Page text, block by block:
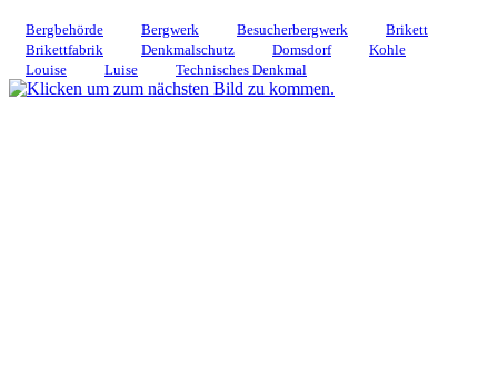
Bergbehörde Bergwerk Besucherbergwerk
Brikett
Brikettfabrik
Denkmalschutz Domsdorf
Kohle
Louise
Luise Technisches Denkmal